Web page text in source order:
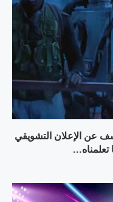
عن الإعلان التشويقي
تعلمناه...